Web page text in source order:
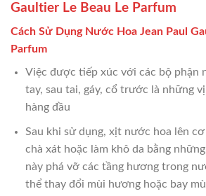
Gaultier Le Beau Le Parfum
Cách Sử Dụng Nước Hoa Jean Paul
Parfum
Việc được tiếp xúc với các bộ phận
tay, sau tai, gáy, cổ trước là những
hàng đầu
Sau khi sử dụng, xịt nước hoa lên
chà xát hoặc làm khô da bằng
này phá vỡ các tầng hương trong
thể thay đổi mùi hương hoặc bay